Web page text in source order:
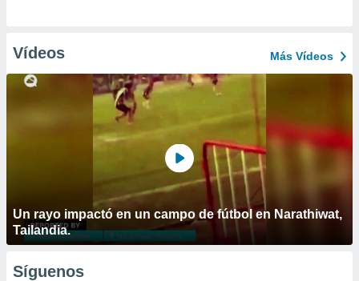
Vídeos Más Vídeos
Un rayo impactó en un campo de fútbol en Narathiwat,
Tailandia.
Síguenos